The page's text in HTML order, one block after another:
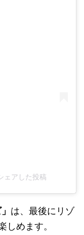
ェアした投稿
は、最後にリゾ
しめます。